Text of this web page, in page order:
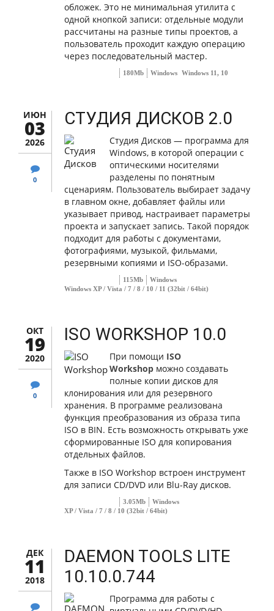
обложек. Это не минимальная утилита с
одной кнопкой записи: отдельные модули
рассчитаны на разные типы проектов, а
пользователь проходит каждую операцию
через последовательный мастер.
180Mb Windows Windows 11, 10
ИЮН
03
2026
0
СТУДИЯ ДИСКОВ 2.0
Студия Дисков — программа для
Windows, в которой операции с
оптическими носителями
разделены по понятным
сценариям. Пользователь выбирает задачу
в главном окне, добавляет файлы или
указывает привод, настраивает параметры
проекта и запускает запись. Такой порядок
подходит для работы с документами,
фотографиями, музыкой, фильмами,
резервными копиями и ISO-образами.
115Mb
Windows
Windows XP / Vista / 7 / 8 / 10 / 11 (32bit / 64bit)
ОКТ
19
2020
0
ISO WORKSHOP 10.0
При помощи ISO
Workshop можно создавать
полные копии дисков для
клонирования или для резервного
хранения. В программе реализована
функция преобразования из образа типа
ISO в BIN. Есть возможность открывать уже
сформированные ISO для копирования
отдельных файлов.
Также в ISO Workshop встроен инструмент
для записи CD/DVD или Blu-Ray дисков.
3.05Mb
Windows
XP / Vista / 7 / 8 / 10 (32bit / 64bit)
ДЕК
11
2018
DAEMON TOOLS LITE
10.10.0.744
Программа для работы с